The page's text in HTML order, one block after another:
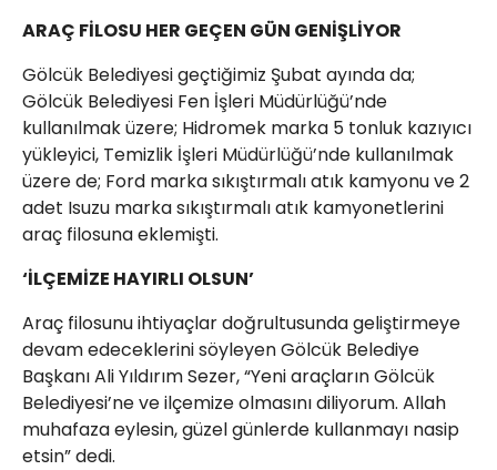
ARAÇ FİLOSU HER GEÇEN GÜN GENİŞLİYOR
Gölcük Belediyesi geçtiğimiz Şubat ayında da;
Gölcük Belediyesi Fen İşleri Müdürlüğü’nde
kullanılmak üzere; Hidromek marka 5 tonluk kazıyıcı
yükleyici, Temizlik İşleri Müdürlüğü’nde kullanılmak
üzere de; Ford marka sıkıştırmalı atık kamyonu ve 2
adet Isuzu marka sıkıştırmalı atık kamyonetlerini
araç filosuna eklemişti.
‘İLÇEMİZE HAYIRLI OLSUN’
Araç filosunu ihtiyaçlar doğrultusunda geliştirmeye
devam edeceklerini söyleyen Gölcük Belediye
Başkanı Ali Yıldırım Sezer, “Yeni araçların Gölcük
Belediyesi’ne ve ilçemize olmasını diliyorum. Allah
muhafaza eylesin, güzel günlerde kullanmayı nasip
etsin” dedi.